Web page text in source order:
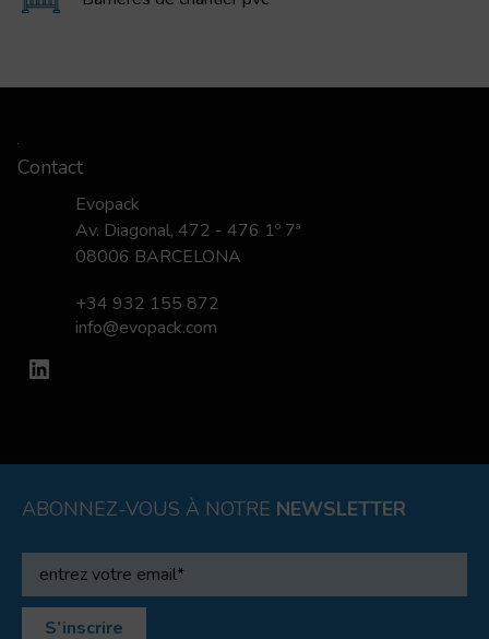
Contact
Evopack
Av. Diagonal, 472 - 476 1º 7ª
08006 BARCELONA
+34 932 155 872
info@evopack.com
LinkedIn
ABONNEZ-VOUS À NOTRE NEWSLETTER